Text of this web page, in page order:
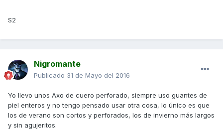
S2
Nigromante
Publicado 31 de Mayo del 2016
Yo llevo unos Axo de cuero perforado, siempre uso guantes de
piel enteros y no tengo pensado usar otra cosa, lo único es que
los de verano son cortos y perforados, los de invierno más largos
y sin agujeritos.